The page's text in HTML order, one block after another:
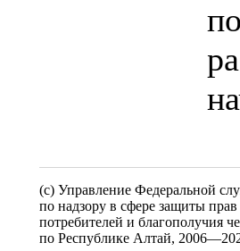
(c) Управление Федеральной
по надзору в сфере защиты прав
потребителей и благополучия
по Республике Алтай,